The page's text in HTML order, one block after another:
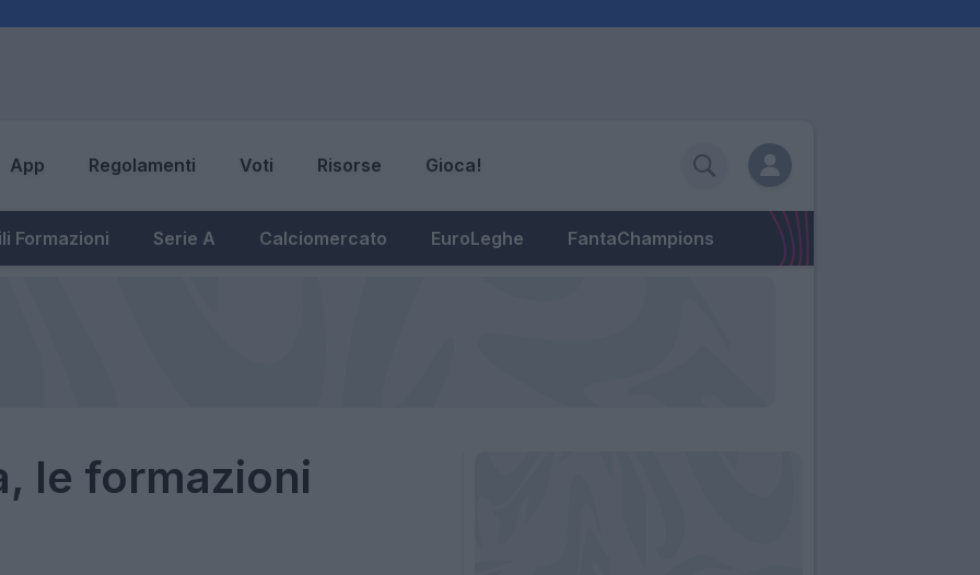
App Regolamenti Voti Risorse Gioca!
Formazioni Serie A Calciomercato EuroLeghe FantaChampions
le formazioni